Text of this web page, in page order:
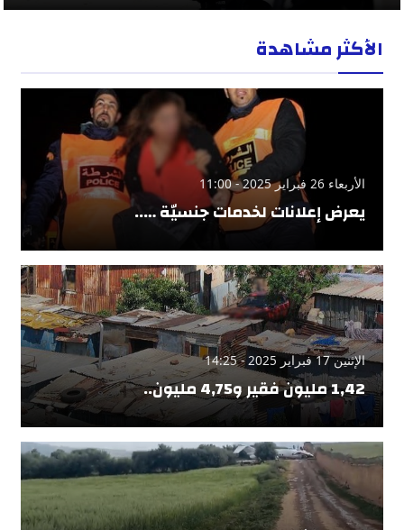
الأكثر مشاهدة
الأربعاء 26 فبراير 2025 - 11:00
يعرض إعلانات لخدمات جنسيّة …..
الإثنين 17 فبراير 2025 - 14:25
1,42 مليون فقير و4,75 مليون..